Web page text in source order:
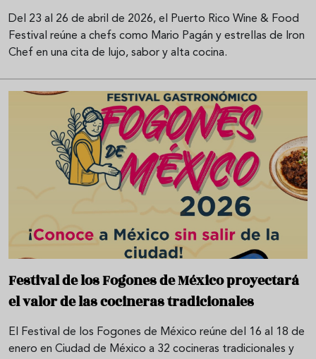
Del 23 al 26 de abril de 2026, el Puerto Rico Wine & Food
Festival reúne a chefs como Mario Pagán y estrellas de Iron
Chef en una cita de lujo, sabor y alta cocina.
Festival de los Fogones de México proyectará
el valor de las cocineras tradicionales
El Festival de los Fogones de México reúne del 16 al 18 de
enero en Ciudad de México a 32 cocineras tradicionales y